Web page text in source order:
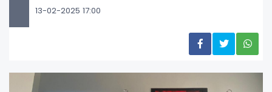
13-02-2025 17:00